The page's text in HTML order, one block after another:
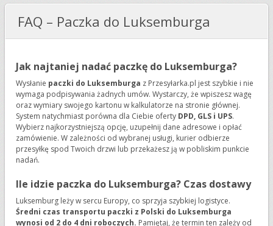
FAQ – Paczka do Luksemburga
Jak najtaniej nadać paczkę do Luksemburga?
Wysłanie paczki do Luksemburga z Przesyłarka.pl jest szybkie i nie
wymaga podpisywania żadnych umów. Wystarczy, że wpiszesz wagę
oraz wymiary swojego kartonu w kalkulatorze na stronie głównej.
System natychmiast porówna dla Ciebie oferty DPD, GLS i UPS.
Wybierz najkorzystniejszą opcję, uzupełnij dane adresowe i opłać
zamówienie. W zależności od wybranej usługi, kurier odbierze
przesyłkę spod Twoich drzwi lub przekażesz ją w pobliskim punkcie
nadań.
Ile idzie paczka do Luksemburga? Czas dostawy
Luksemburg leży w sercu Europy, co sprzyja szybkiej logistyce.
Średni czas transportu paczki z Polski do Luksemburga
wynosi od 2 do 4 dni roboczych. Pamiętaj, że termin ten zależy od